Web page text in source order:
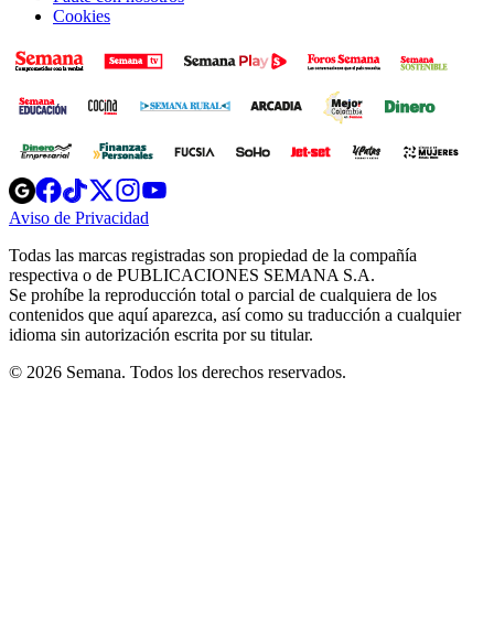
Cookies
Opens
in
new
Opens
in
new
Opens
in
new
window
Opens
new
windowwindow
Aviso de Privacidad
new
window
Todas las marcas registradas son propiedad de la compañía
respectiva o de PUBLICACIONES SEMANA S.A.
Se prohíbe la reproducción total o parcial de cualquiera de los
contenidos que aquí aparezca, así como su traducción a cualquier
idioma sin autorización escrita por su titular.
© 2026 Semana. Todos los derechos reservados.